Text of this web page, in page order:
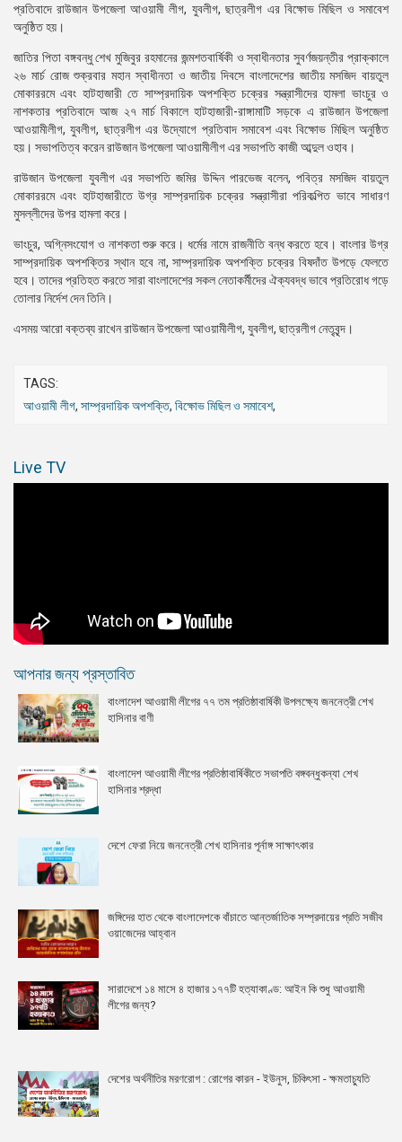
গ্যালারি
বিএনপি-
জামায়াত
সহিংসতা
সংগঠন
নির্বাচনী
ইশতেহার
প্রতিবাদে রাউজান উপজেলা আওয়ামী লীগ, যুবলীগ, ছাত্রলীগ এর বিক্ষোভ মিছিল ও সমাবেশ
অনুষ্ঠিত হয়।
জাতির পিতা বঙ্গবন্ধু শেখ মুজিবুর রহমানের জন্মশতবার্ষিকী ও স্বাধীনতার সুবর্ণজয়ন্তীর প্রাক্কালে
২৬ মার্চ রোজ শুক্রবার মহান স্বাধীনতা ও জাতীয় দিবসে বাংলাদেশের জাতীয় মসজিদ বায়তুল
মোকাররমে এবং হাটহাজারী তে সাম্প্রদায়িক অপশক্তি চক্রের সন্ত্রাসীদের হামলা ভাংচুর ও
নাশকতার প্রতিবাদে আজ ২৭ মার্চ বিকালে হাটহাজারী-রাঙ্গামাটি সড়কে এ রাউজান উপজেলা
আওয়ামীলীগ, যুবলীগ, ছাত্রলীগ এর উদ্যোগে প্রতিবাদ সমাবেশ এবং বিক্ষোভ মিছিল অনুষ্ঠিত
হয়। সভাপতিত্ব করেন রাউজান উপজেলা আওয়ামীলীগ এর সভাপতি কাজী আব্দুল ওহাব।
রাউজান উপজেলা যুবলীগ এর সভাপতি জমির উদ্দিন পারভেজ বলেন, পবিত্র মসজিদ বায়তুল
মোকাররমে এবং হাটহাজারীতে উগ্র সাম্প্রদায়িক চক্রের সন্ত্রাসীরা পরিকল্পিত ভাবে সাধারণ
মুসল্লীদের উপর হামলা করে।
ভাংচুর, অগ্নিসংযোগ ও নাশকতা শুরু করে। ধর্মের নামে রাজনীতি বন্ধ করতে হবে। বাংলার উগ্র
সাম্প্রদায়িক অপশক্তির স্থান হবে না, সাম্প্রদায়িক অপশক্তি চক্রের বিষদাঁত উপড়ে ফেলতে
হবে। তাদের প্রতিহত করতে সারা বাংলাদেশের সকল নেতাকর্মীদের ঐক্যবদ্ধ ভাবে প্রতিরোধ গড়ে
তোলার নির্দেশ দেন তিনি।
এসময় আরো বক্তব্য রাখেন রাউজান উপজেলা আওয়ামীলীগ, যুবলীগ, ছাত্রলীগ নেতৃবৃন্দ।
TAGS:
আওয়ামী লীগ, সাম্প্রদায়িক অপশক্তি, বিক্ষোভ মিছিল ও সমাবেশ,
Live TV
আপনার জন্য প্রস্তাবিত
বাংলাদেশ আওয়ামী লীগের ৭৭ তম প্রতিষ্ঠাবার্ষিকী উপলক্ষ্যে জননেত্রী শেখ
হাসিনার বাণী
বাংলাদেশ আওয়ামী লীগের প্রতিষ্ঠাবার্ষিকীতে সভাপতি বঙ্গবন্ধুকন্যা শেখ
হাসিনার শ্রদ্ধা
দেশে ফেরা নিয়ে জননেত্রী শেখ হাসিনার পূর্নাঙ্গ সাক্ষাৎকার
জঙ্গিদের হাত থেকে বাংলাদেশকে বাঁচাতে আন্তর্জাতিক সম্প্রদায়ের প্রতি সজীব
ওয়াজেদের আহ্বান
সারাদেশে ১৪ মাসে ৪ হাজার ১৭৭টি হত্যাকাণ্ড: আইন কি শুধু আওয়ামী
লীগের জন্য?
দেশের অর্থনীতির মরণরোগ : রোগের কারন - ইউনুস, চিকিৎসা - ক্ষমতাচ্যুতি